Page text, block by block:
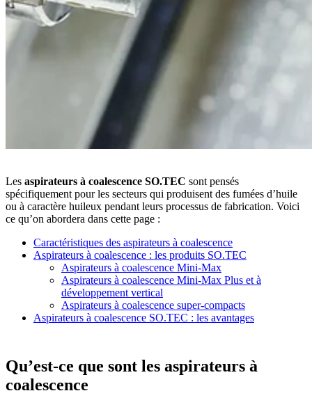
Les aspirateurs à coalescence SO.TEC sont pensés
spécifiquement pour les secteurs qui produisent des fumées d’huile
ou à caractère huileux pendant leurs processus de fabrication. Voici
ce qu’on abordera dans cette page :
Caractéristiques des aspirateurs à coalescence
Aspirateurs à coalescence : les produits SO.TEC
Aspirateurs à coalescence Mini-Max
Aspirateurs à coalescence Mini-Max Plus et à
développement vertical
Aspirateurs à coalescence super-compacts
Aspirateurs à coalescence SO.TEC : les avantages
Qu’est-ce que sont les aspirateurs à
coalescence